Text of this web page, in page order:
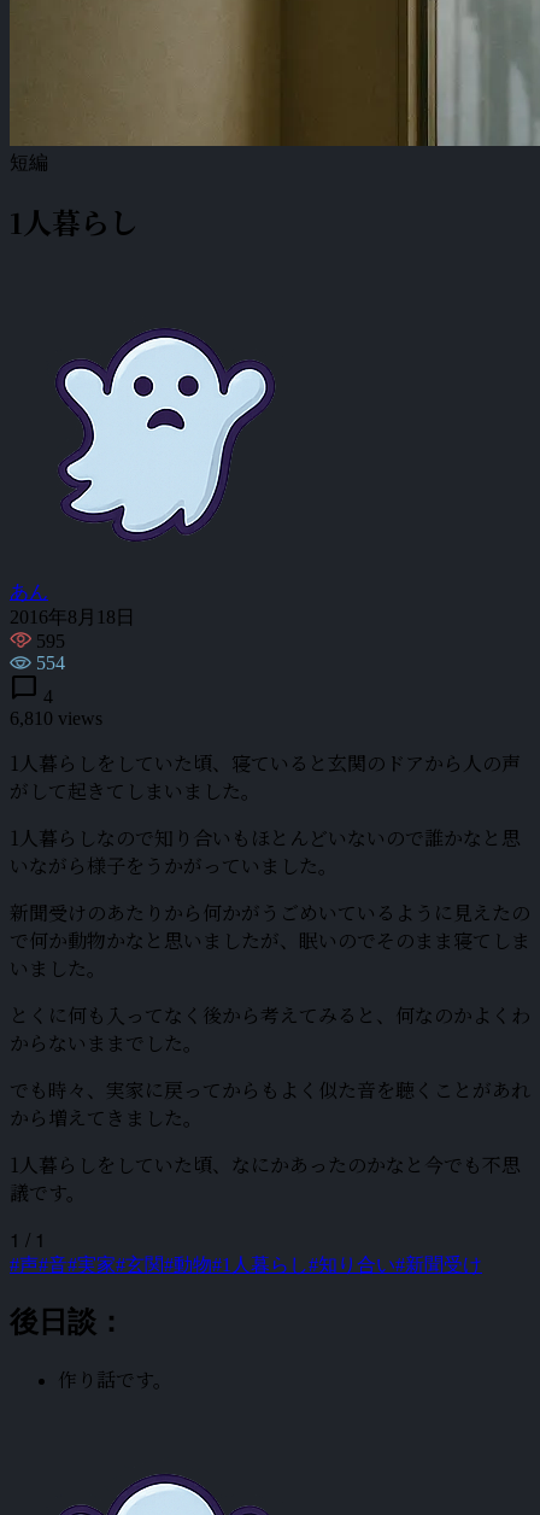
短編
1人暮らし
あん
2016年8月18日
595
554
chat_bubble 4
6,810 views
1人暮らしをしていた頃、寝ていると玄関のドアから人の声
がして起きてしまいました。
1人暮らしなので知り合いもほとんどいないので誰かなと思
いながら様子をうかがっていました。
新聞受けのあたりから何かがうごめいているように見えたの
で何か動物かなと思いましたが、眠いのでそのまま寝てしま
いました。
とくに何も入ってなく後から考えてみると、何なのかよくわ
からないままでした。
でも時々、実家に戻ってからもよく似た音を聴くことがあれ
から増えてきました。
1人暮らしをしていた頃、なにかあったのかなと今でも不思
議です。
1 / 1
#声#音#実家#玄関#動物#1人暮らし#知り合い#新聞受け
後日談：
作り話です。